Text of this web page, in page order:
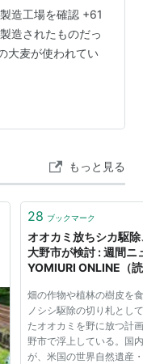
造工場を確認 +61
造されたものだっ
大麦が使われてい
もっと見る
28 ブックマーク
オオカミ放ちシカ駆
大野市が検討 : 週間ニ
YOMIURI ONLINE（
畑の作物や植林の樹皮を
ノシシ駆除の切り札とし
たオオカミを野に放つ計
野市で浮上している。国
が、米国の世界自然遺産